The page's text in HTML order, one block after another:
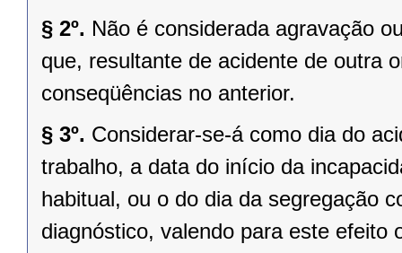
§ 2º. Não é considerada agravação
que, resultante de acidente de outra
conseqüências no anterior.
§ 3º. Considerar-se-á como dia do
trabalho, a data do início da
habitual, ou o do dia da segregação
diagnóstico, valendo para este efeito